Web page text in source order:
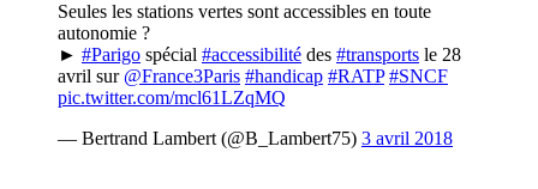
Seules les stations vertes sont accessibles en toute
autonomie ?
► #Parigo spécial #accessibilité des #transports le 28
avril sur @France3Paris #handicap #RATP #SNCF
pic.twitter.com/mcl61LZqMQ
— Bertrand Lambert (@B_Lambert75) 3 avril 2018